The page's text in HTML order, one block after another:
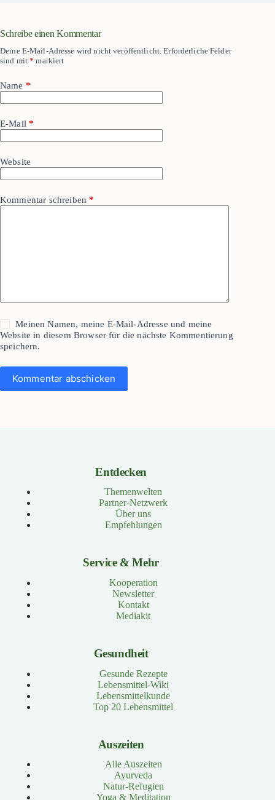
Schreibe einen Kommentar
Deine E-Mail-Adresse wird nicht veröffentlicht. Erforderliche Felder
sind mit* markiert
Name *
E-Mail *
Website
Kommentar schreiben *
Meinen Namen, meine E-Mail-Adresse und meine
Website in diesem Browser für die nächste Kommentierung
speichern.
Kommentar abschicken
Entdecken
Themenwelten
Partner-Netzwerk
Über uns
Empfehlungen
Service & Mehr
Kooperation
Newsletter
Kontakt
Mediakit
Gesundheit
Gesunde Rezepte
Lebensmittel-Wiki
Lebensmittelkunde
Top 20 Lebensmittel
Auszeiten
Alle Auszeiten
Ayurveda
Natur-Refugien
Yoga & Meditation